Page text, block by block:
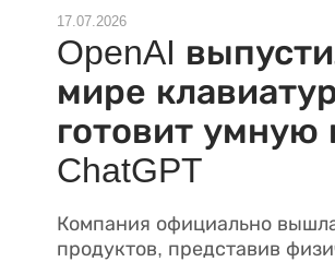
17.07.2026
OpenAI
мире
готовит умную
ChatGPT
Компания официально
продуктов, представив